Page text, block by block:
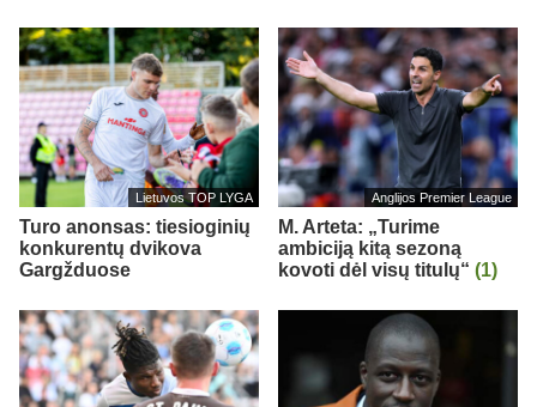
Lietuvos TOP LYGA
Turo anonsas: tiesioginių
konkurentų dvikova
Gargžduose
Anglijos Premier League
M. Arteta: „Turime
ambiciją kitą sezoną
kovoti dėl visų titulų“ (1)